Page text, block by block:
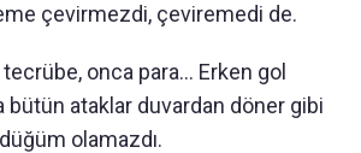
çevirmezdi, çeviremedi de.
tecrübe, onca para… Erken gol
bütün ataklar duvardan döner gibi
olamazdı.